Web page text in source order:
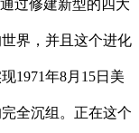
过修建新型的四大
界，并且这个进化
1971年8月15日美
全沉组。正在这个